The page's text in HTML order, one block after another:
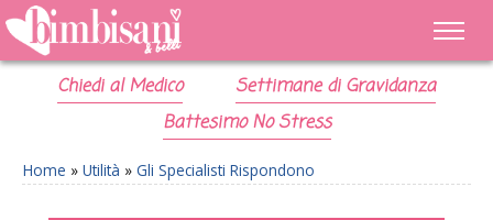
Chiedi al Medico
Settimane di Gravidanza
Battesimo No Stress
Home » Utilità » Gli Specialisti Rispondono